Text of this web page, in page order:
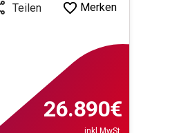
Teilen Merken
26.890€
inkl.MwSt.